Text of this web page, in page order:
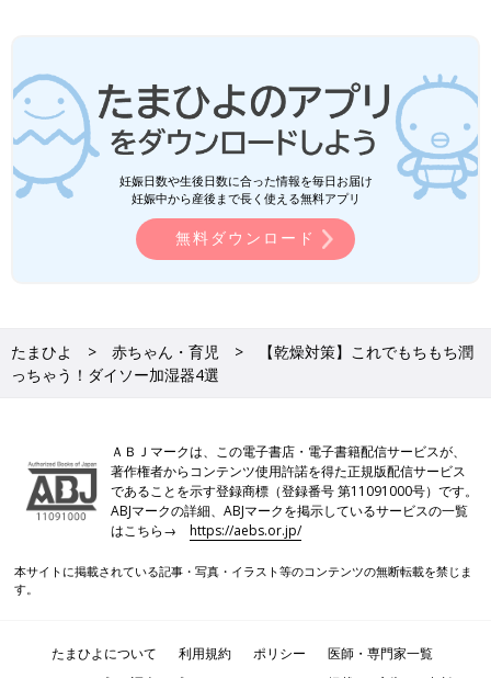
妊娠日数や生後日数に合った情報を毎日お届け
妊娠中から産後まで長く使える無料アプリ
無料ダウンロード
たまひよ 赤ちゃん・育児
【乾燥対策】これでもちもち潤
っちゃう！ダイソー加湿器4選
ＡＢＪマークは、この電子書店・電子書籍配信サービスが、
著作権者からコンテンツ使用許諾を得た正規版配信サービス
であることを示す登録商標（登録番号 第11091000号）です。
ABJマークの詳細、ABJマークを掲示しているサービスの一覧
はこちら→https://aebs.or.jp/
本サイトに掲載されている記事・写真・イラスト等のコンテンツの無断転載を禁じま
す。
たまひよについて 利用規約 ポリシー
医師・専門家一覧